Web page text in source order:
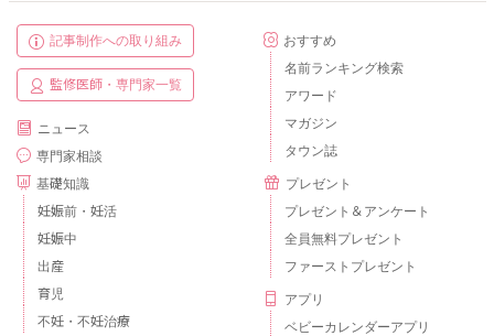
記事制作への取り組み
監修医師・専門家一覧
ニュース
専門家相談
基礎知識
妊娠前・妊活
妊娠中
出産
育児
不妊・不妊治療
おすすめ
名前ランキング検索
アワード
マガジン
タウン誌
プレゼント
プレゼント＆アンケート
全員無料プレゼント
ファーストプレゼント
アプリ
ベビーカレンダーアプリ